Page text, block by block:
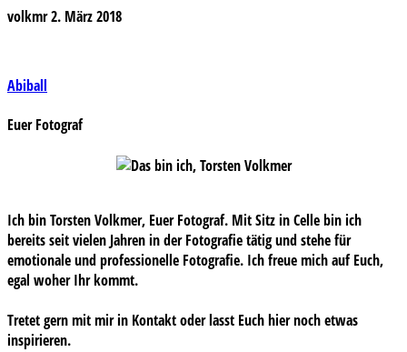
volkmr2. März 2018
Beitragsnavigation
Abiball
Euer Fotograf
Ich bin Torsten Volkmer, Euer Fotograf. Mit Sitz in Celle bin ich
bereits seit vielen Jahren in der Fotografie tätig und stehe für
emotionale und professionelle Fotografie. Ich freue mich auf Euch,
egal woher Ihr kommt.
Tretet gern mit mir in Kontakt oder lasst Euch hier noch etwas
inspirieren.